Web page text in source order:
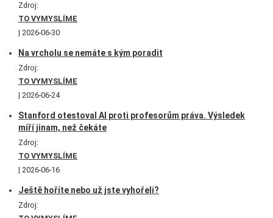
Zdroj:
TO VYMYSLÍME
2026-06-30
Na vrcholu se nemáte s kým poradit
Zdroj:
TO VYMYSLÍME
2026-06-24
Stanford otestoval AI proti profesorům práva. Výsledek
míří jinam, než čekáte
Zdroj:
TO VYMYSLÍME
2026-06-16
Ještě hoříte nebo už jste vyhořeli?
Zdroj: